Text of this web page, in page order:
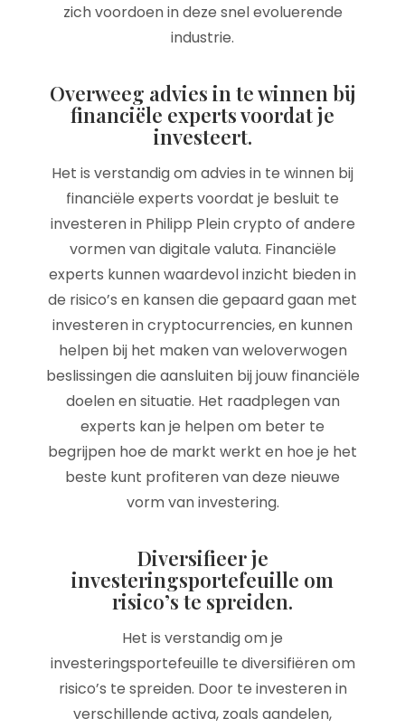
zich voordoen in deze snel evoluerende
industrie.
Overweeg advies in te winnen bij
financiële experts voordat je
investeert.
Het is verstandig om advies in te winnen bij
financiële experts voordat je besluit te
investeren in Philipp Plein crypto of andere
vormen van digitale valuta. Financiële
experts kunnen waardevol inzicht bieden in
de risico’s en kansen die gepaard gaan met
investeren in cryptocurrencies, en kunnen
helpen bij het maken van weloverwogen
beslissingen die aansluiten bij jouw financiële
doelen en situatie. Het raadplegen van
experts kan je helpen om beter te
begrijpen hoe de markt werkt en hoe je het
beste kunt profiteren van deze nieuwe
vorm van investering.
Diversifieer je
investeringsportefeuille om
risico’s te spreiden.
Het is verstandig om je
investeringsportefeuille te diversifiëren om
risico’s te spreiden. Door te investeren in
verschillende activa, zoals aandelen,